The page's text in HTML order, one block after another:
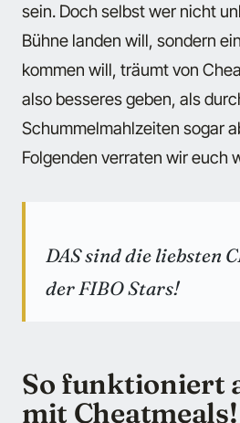
sein. Doch selbst wer nicht
Bühne landen will, sondern
kommen will, träumt von
also besseres geben, als
Schummelmahlzeiten sogar
Folgenden verraten wir euch
DAS sind die liebsten
der FIBO Stars!
So funktioniert
mit Cheatmeals!